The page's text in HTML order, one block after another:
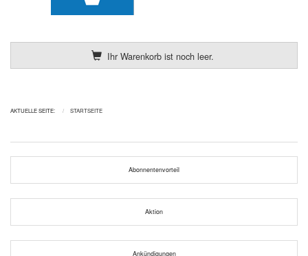
Ihr Warenkorb ist noch leer.
AKTUELLE SEITE: STARTSEITE
Abonnentenvorteil
Aktion
Ankündigungen